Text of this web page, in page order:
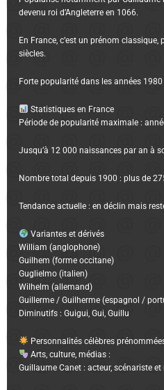
devenu roi d’Angleterre en 1066.
En France, c’est un prénom
siècles.
Forte popularité dans les années
Statistiques en France
Période de popularité maximale :
Jusqu’à 12 000 naissances par an à
Nombre total depuis 1900 : plus de
Tendance actuelle : en déclin mais
Variantes et dérivés
William (anglophone)
Guilhem (forme occitane)
Guglielmo (italien)
Wilhelm (allemand)
Guillerme / Guilherme (espagnol /
Diminutifs : Guigui, Gui, Guillu
Personnalités célèbres
Arts, culture, médias :
Guillaume Canet : acteur, scénariste